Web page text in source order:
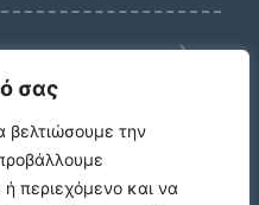
σας
βελτιώσουμε την
περιεχόμενο και να